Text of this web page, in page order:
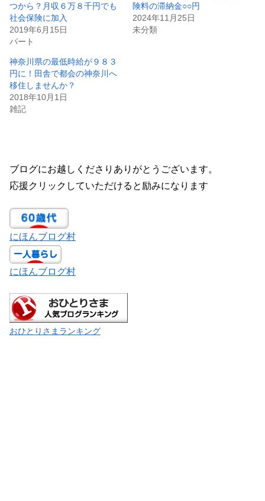
つから？月収６万８千円でも
社会保険に加入
2019年6月15日
パート
険料の滞納金○○円
2024年11月25日
未分類
神奈川県の最低時給が９８３
円に！田舎で都会の神奈川へ
移住しませんか？
2018年10月1日
雑記
ブログにお越しくださりありがとうございます。
応援クリックしていただけると励みになります
にほんブログ村
にほんブログ村
おひとりさまランキング